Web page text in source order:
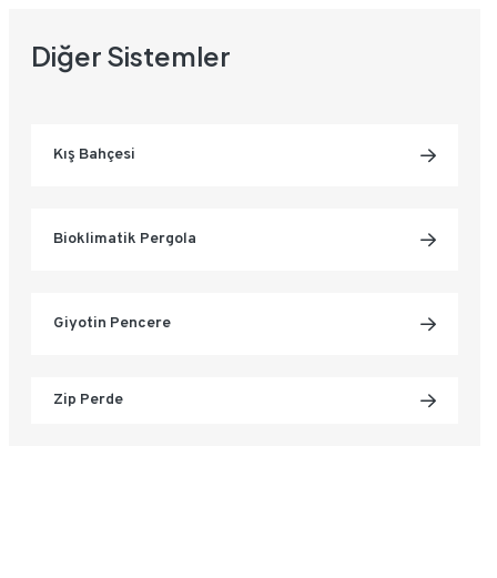
Diğer Sistemler
Kış Bahçesi
Bioklimatik Pergola
Giyotin Pencere
Zip Perde